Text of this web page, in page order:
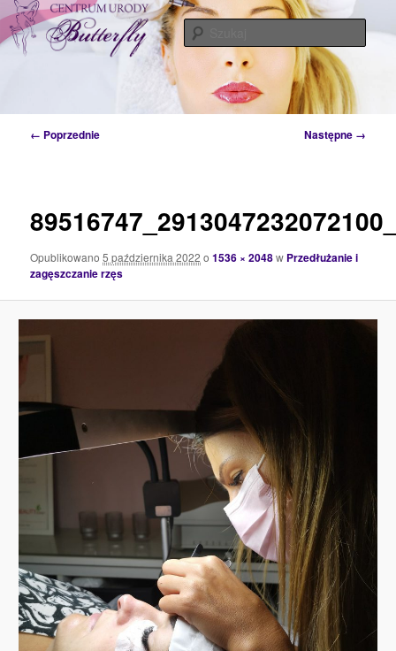
Przeskocz
do
tekstu
Centrum Urody Butterfly – Katowice
Tylko od Ciebie zależy kiedy zaczniesz o siebie dbać. Przyjdź a my Ci w tym
pomożemy…
Nawigacja
← Poprzednie Następne →
Opublikowano5 października 2022 o1536 × 2048w Przedłużanie i
zagęszczanie rzęs